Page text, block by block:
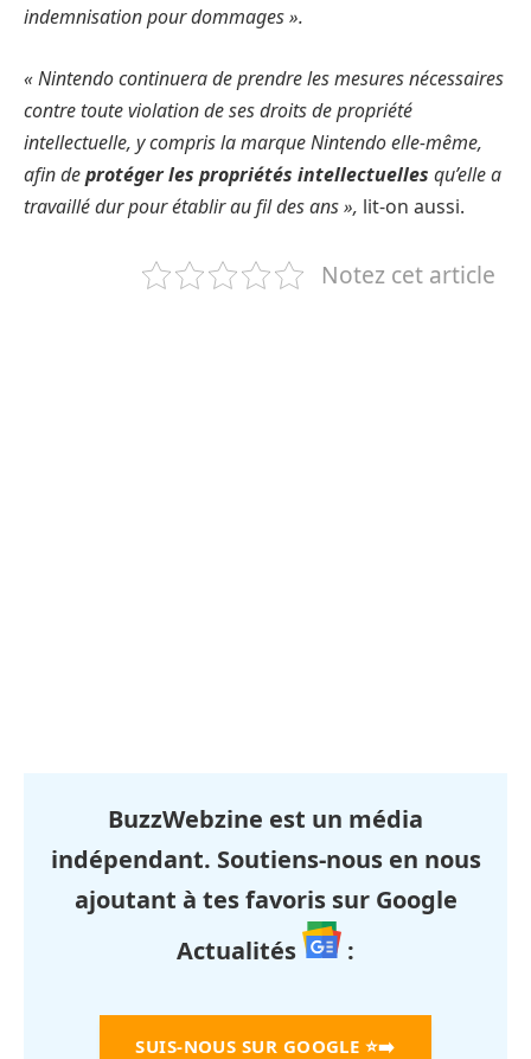
indemnisation pour dommages ».
« Nintendo continuera de prendre les mesures nécessaires
contre toute violation de ses droits de propriété
intellectuelle, y compris la marque Nintendo elle-même,
afin deprotéger les propriétés intellectuelles qu’elle a
travaillé dur pour établir au fil des ans », lit-on aussi.
Notez cet article
BuzzWebzine est un média
indépendant. Soutiens-nous en nous
ajoutant à tes favoris sur Google
Actualités
:
SUIS-NOUS SUR GOOGLE ⭐➡️